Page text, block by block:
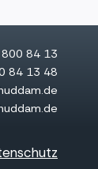
800 84 13
84 13 48